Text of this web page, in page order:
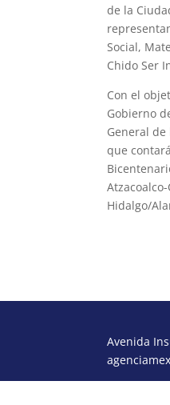
de la
Social,
Chido Ser
Con el
Gobierno
General
que
Hidalgo/
Avenida